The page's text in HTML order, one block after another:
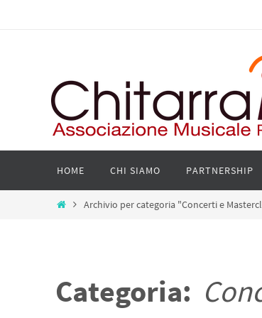
contenuto
HOME CHI SIAMO PARTNERSHIP
HomeArchivio per categoria "Concerti e
Categoria: